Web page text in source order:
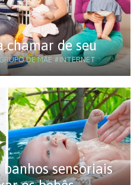
chamar de seu
DE MÃE #INTERNET
sensoriais